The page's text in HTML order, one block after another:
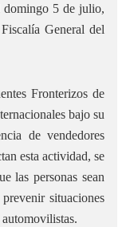
domingo 5 de julio,
General del
Fronterizos de
bajo su
de vendedores
esta actividad, se
las personas sean
situaciones